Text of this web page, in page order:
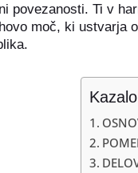
povezanosti. Ti v
moč, ki ustvarja
Kazalo